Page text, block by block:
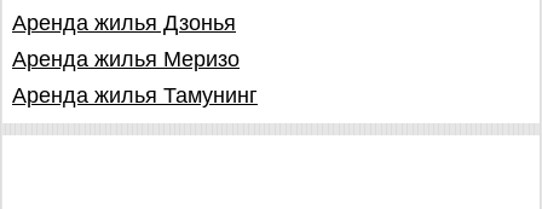
Аренда жилья Дзонья
Аренда жилья Меризо
Аренда жилья Тамунинг